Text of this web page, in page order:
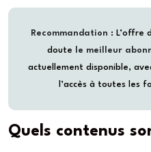
Recommandation : L’offre
doute
le meilleur
actuellement disponible,
l’accès à toutes les
Quels contenus